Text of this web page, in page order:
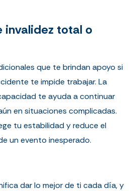
invalidez total o
que te brindan apoyo si
te impide trabajar. La
te ayuda a continuar
en situaciones complicadas.
tu estabilidad y reduce el
un evento inesperado.
dar lo mejor de ti cada día, y